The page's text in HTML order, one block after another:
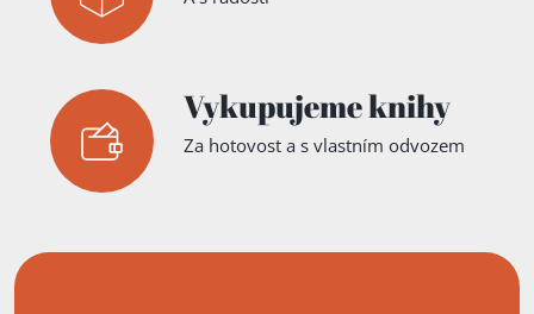
Vykupujeme knihy
Za hotovost a s vlastním odvozem